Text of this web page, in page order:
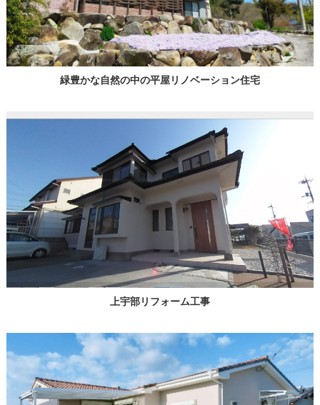
緑豊かな自然の中の平屋リノベーション住宅
上宇部リフォーム工事